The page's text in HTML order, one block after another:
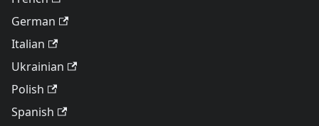
German
Italian
Ukrainian
Polish
Spanish